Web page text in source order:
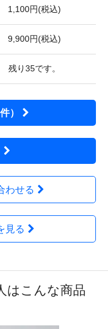
1,100円(税込)
9,900円(税込)
残り35です。
件）
わせる
見る
はこんな商品